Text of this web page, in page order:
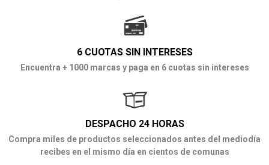
6 CUOTAS SIN INTERESES
Encuentra + 1000 marcas y paga en 6 cuotas sin intereses
DESPACHO 24 HORAS
Compra miles de productos seleccionados antes del mediodía
recibes en el mismo día en cientos de comunas